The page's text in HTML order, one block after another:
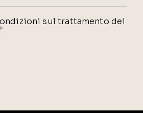
sul trattamento dei